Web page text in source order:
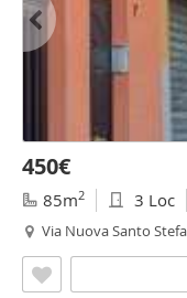
450€
85m2 3 Loc
Via Nuova Santo